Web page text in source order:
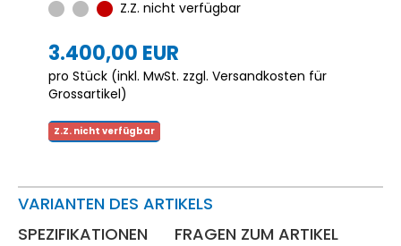
Z.Z. nicht verfügbar
3.400,00 EUR
pro Stück (inkl. MwSt. zzgl. Versandkosten für
Grossartikel)
Z.Z. nicht verfügbar
VARIANTEN DES ARTIKELS
SPEZIFIKATIONEN
FRAGEN ZUM ARTIKEL